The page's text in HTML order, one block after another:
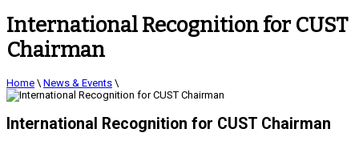
International Recognition for CUST
Chairman
Home \ News & Events \
International Recognition for CUST Chairman